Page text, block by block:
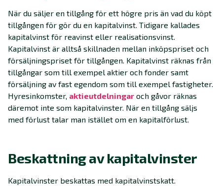
När du säljer en tillgång för ett högre pris än vad du köpt
tillgången för gör du en kapitalvinst. Tidigare kallades
kapitalvinst för reavinst eller realisationsvinst.
Kapitalvinst är alltså skillnaden mellan inköpspriset och
försäljningspriset för tillgången. Kapitalvinst räknas från
tillgångar som till exempel aktier och fonder samt
försäljning av fast egendom som till exempel fastigheter.
Hyresinkomster, aktieutdelningar och gåvor räknas
däremot inte som kapitalvinster. När en tillgång säljs
med förlust talar man istället om en kapitalförlust.
Beskattning av kapitalvinster
Kapitalvinster beskattas med kapitalvinstskatt.